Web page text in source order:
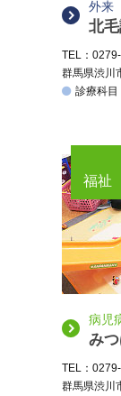
外来
北
TEL：
群馬県渋川
診療科目
福祉
病児
み
TEL：
群馬県渋川